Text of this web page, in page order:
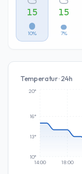
15
10%
15
7%
Temperatur · 24h
14:00 18:00
10°
13°
16°
20°